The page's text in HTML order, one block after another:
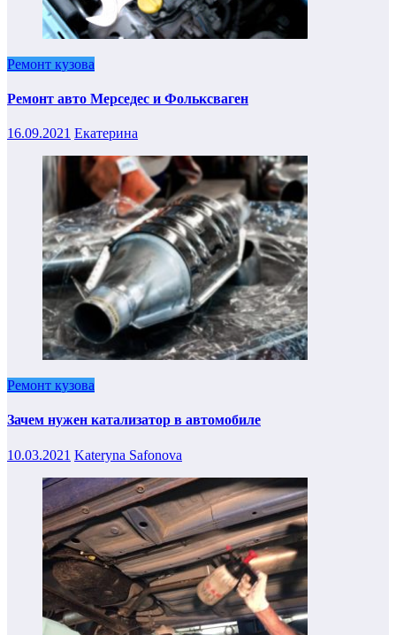
Ремонт кузова
Ремонт авто Мерседес и Фольксваген
16.09.2021 Екатерина
Ремонт кузова
Зачем нужен катализатор в автомобиле
10.03.2021 Kateryna Safonova